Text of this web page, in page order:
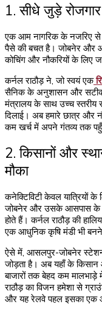
1. सीधे जुड़े
एक आम नागरिक के नजरिए से
पैसे की बचत है। जोबनेर और
कोचिंग और नौकरियों के लिए
कर्नल राठौड़ ने, जो स्वयं एक
सैनिक के अनुशासन और
मंत्रालय के साथ उच्च स्तरीय
दिलाई। अब हमारे छात्र और
कम खर्च में अपने गंतव्य तक
2. किसानों और
मौका
कनेक्टिविटी केवल यात्रियों के
जोबनेर और उसके आसपास के
होते हैं। कर्नल राठौड़ की
एक आधुनिक कृषि मंडी भी बनने
ऐसे में, आसलपुर-जोबनेर स्टेशन
जोड़ता है। अब यहाँ के किसान
बाजारों तक बेहद कम
राठौड़ का विजन हमेशा से
और यह रेलवे पहल इसका एक